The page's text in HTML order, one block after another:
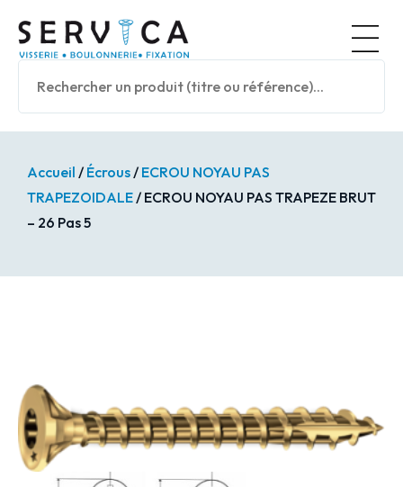
Accueil / Écrous/ ECROU NOYAU PAS
TRAPEZOIDALE/ ECROU NOYAU PAS TRAPEZE BRUT
– 26 Pas 5